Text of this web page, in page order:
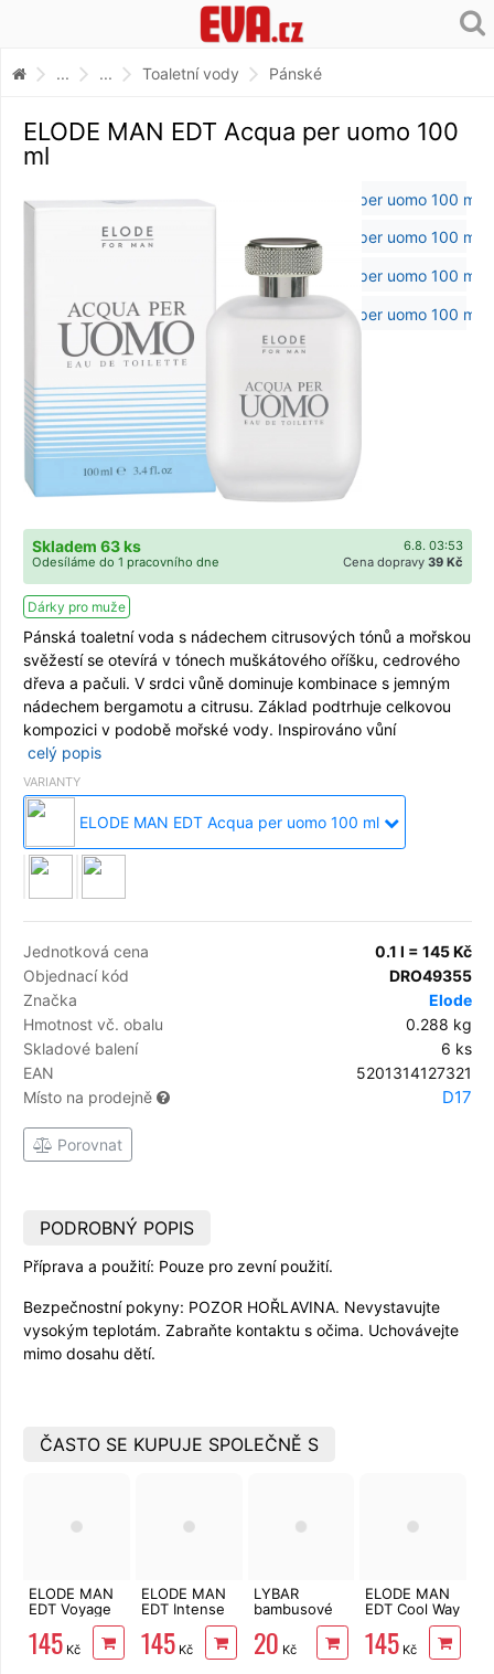
... ... Toaletní vody Pánské
ELODE MAN EDT Acqua per uomo 100
ml
6.8. 03:53
Skladem 63 ks
Cena dopravy 39 Kč
Odesíláme do 1 pracovního dne
Dárky pro muže
Pánská toaletní voda s nádechem citrusových tónů a mořskou
svěžestí se otevírá v tónech muškátového oříšku, cedrového
dřeva a pačuli. V srdci vůně dominuje kombinace s jemným
nádechem bergamotu a citrusu. Základ podtrhuje celkovou
kompozici v podobě mořské vody. Inspirováno vůní
celý popis
VARIANTY
ELODE MAN EDT Acqua per uomo 100 ml
Jednotková cena
0.1 l = 145 Kč
Objednací kód
DRO49355
Značka
Elode
Hmotnost vč. obalu
0.288 kg
Skladové balení
6 ks
EAN
5201314127321
Místo na prodejně
D17
Porovnat
PODROBNÝ POPIS
Příprava a použití: Pouze pro zevní použití.
Bezpečnostní pokyny: POZOR HOŘLAVINA. Nevystavujte
vysokým teplotám. Zabraňte kontaktu s očima. Uchovávejte
mimo dosahu dětí.
ČASTO SE KUPUJE SPOLEČNĚ S
ELODE MAN
EDT Voyage
145 Kč
ELODE MAN
EDT Intense
145Kč
LYBAR
bambusové
tyčinky 200
ks
20 Kč
ELODE MAN
EDT Cool Way
145 Kč